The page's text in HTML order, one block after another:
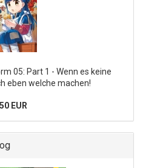
05: Part 1 - Wenn es keine
eben welche machen!
EUR